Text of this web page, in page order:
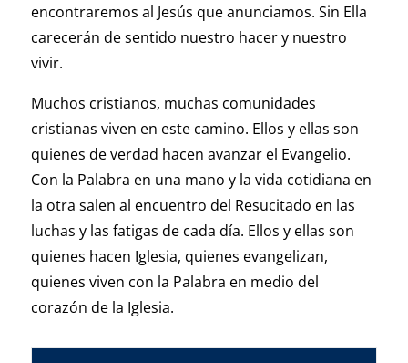
encontraremos al Jesús que anunciamos. Sin Ella
carecerán de sentido nuestro hacer y nuestro
vivir.
Muchos cristianos, muchas comunidades
cristianas viven en este camino. Ellos y ellas son
quienes de verdad hacen avanzar el Evangelio.
Con la Palabra en una mano y la vida cotidiana en
la otra salen al encuentro del Resucitado en las
luchas y las fatigas de cada día. Ellos y ellas son
quienes hacen Iglesia, quienes evangelizan,
quienes viven con la Palabra en medio del
corazón de la Iglesia.